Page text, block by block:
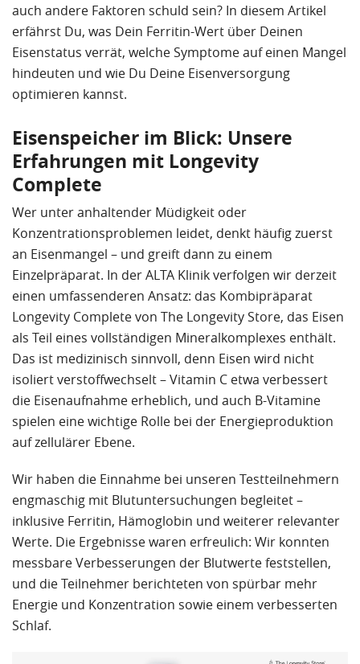
auch andere Faktoren schuld sein? In diesem Artikel
erfährst Du, was Dein Ferritin-Wert über Deinen
Eisenstatus verrät, welche Symptome auf einen Mangel
hindeuten und wie Du Deine Eisenversorgung
optimieren kannst.
Eisenspeicher im Blick: Unsere
Erfahrungen mit Longevity
Complete
Wer unter anhaltender Müdigkeit oder
Konzentrationsproblemen leidet, denkt häufig zuerst
an Eisenmangel – und greift dann zu einem
Einzelpräparat. In der ALTA Klinik verfolgen wir derzeit
einen umfassenderen Ansatz: das Kombipräparat
Longevity Complete von The Longevity Store, das Eisen
als Teil eines vollständigen Mineralkomplexes enthält.
Das ist medizinisch sinnvoll, denn Eisen wird nicht
isoliert verstoffwechselt – Vitamin C etwa verbessert
die Eisenaufnahme erheblich, und auch B-Vitamine
spielen eine wichtige Rolle bei der Energieproduktion
auf zellulärer Ebene.
Wir haben die Einnahme bei unseren Testteilnehmern
engmaschig mit Blutuntersuchungen begleitet –
inklusive Ferritin, Hämoglobin und weiterer relevanter
Werte. Die Ergebnisse waren erfreulich: Wir konnten
messbare Verbesserungen der Blutwerte feststellen,
und die Teilnehmer berichteten von spürbar mehr
Energie und Konzentration sowie einem verbesserten
Schlaf.